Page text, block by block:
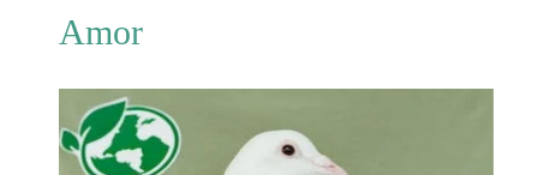
Amor